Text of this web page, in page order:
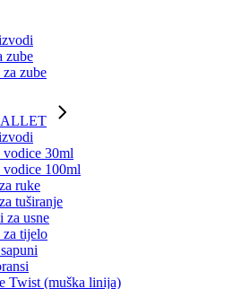
zube
zube
30ml
100ml
ruke
tuširanje
za usne
tijelo
Twist (muška linija)